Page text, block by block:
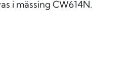
i mässing CW614N.